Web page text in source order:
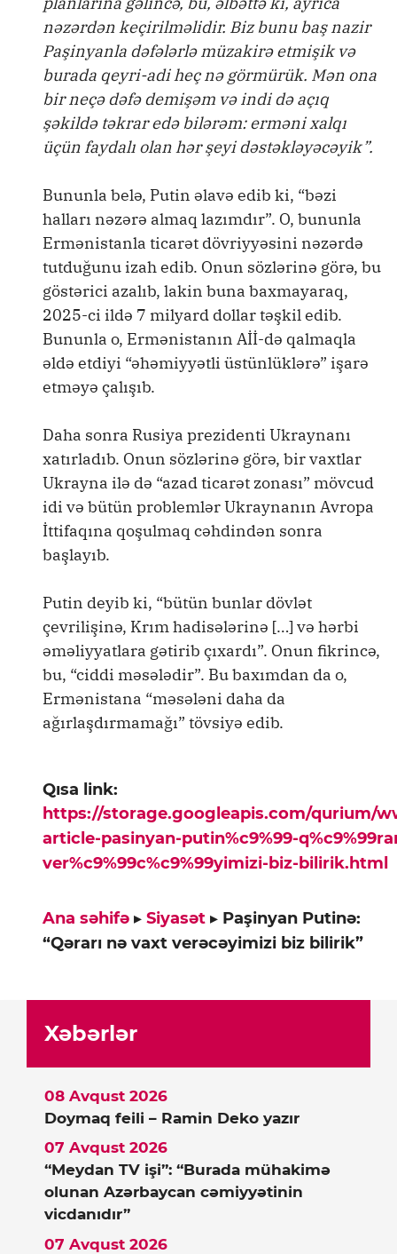
nəzərdən keçirilməlidir. Biz bunu baş nazir
Paşinyanla dəfələrlə müzakirə etmişik və
burada qeyri-adi heç nə görmürük. Mən ona
bir neçə dəfə demişəm və indi də açıq
şəkildə təkrar edə bilərəm: erməni xalqı
üçün faydalı olan hər şeyi dəstəkləyəcəyik”.
Bununla belə, Putin əlavə edib ki, “bəzi
halları nəzərə almaq lazımdır”. O, bununla
Ermənistanla ticarət dövriyyəsini nəzərdə
tutduğunu izah edib. Onun sözlərinə görə, bu
göstərici azalıb, lakin buna baxmayaraq,
2025-ci ildə 7 milyard dollar təşkil edib.
Bununla o, Ermənistanın Aİİ-də qalmaqla
əldə etdiyi “əhəmiyyətli üstünlüklərə” işarə
etməyə çalışıb.
Daha sonra Rusiya prezidenti Ukraynanı
xatırladıb. Onun sözlərinə görə, bir vaxtlar
Ukrayna ilə də “azad ticarət zonası” mövcud
idi və bütün problemlər Ukraynanın Avropa
İttifaqına qoşulmaq cəhdindən sonra
başlayıb.
Putin deyib ki, “bütün bunlar dövlət
çevrilişinə, Krım hadisələrinə […] və hərbi
əməliyyatlara gətirib çıxardı”. Onun fikrincə,
bu, “ciddi məsələdir”. Bu baxımdan da o,
Ermənistana “məsələni daha da
ağırlaşdırmamağı” tövsiyə edib.
Qısa link:
https://storage.googleapis.com/qurium/
article-pasinyan-putin%c9%99-
ver%c9%99c%c9%99yimizi-biz-bilirik.html
Ana səhifə ▸ Siyasət ▸ Paşinyan Putinə:
“Qərarı nə vaxt verəcəyimizi biz bilirik”
Xəbərlər
Doymaq feili – Ramin Deko yazır
08 Avqust 2026
“Meydan TV işi”: “Burada mühakimə
olunan Azərbaycan cəmiyyətinin
vicdanıdır”
07 Avqust 2026
07 Avqust 2026